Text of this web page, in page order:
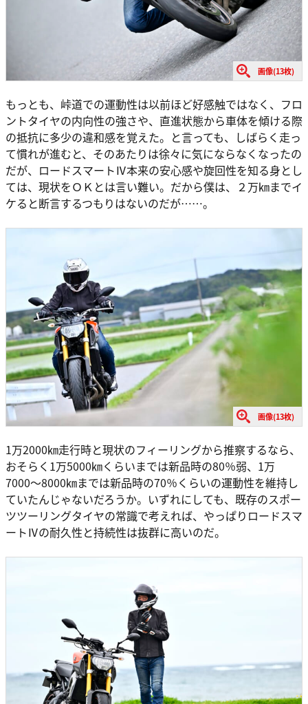
画像(13枚)
もっとも、峠道での運動性は以前ほど好感触ではなく、フロ
ントタイヤの内向性の強さや、直進状態から車体を傾ける際
の抵抗に多少の違和感を覚えた。と言っても、しばらく走っ
て慣れが進むと、そのあたりは徐々に気にならなくなったの
だが、ロードスマートⅣ本来の安心感や旋回性を知る身とし
ては、現状をＯＫとは言い難い。だから僕は、２万㎞までイ
ケると断言するつもりはないのだが……。
画像(13枚)
1万2000㎞走行時と現状のフィーリングから推察するなら、
おそらく1万5000㎞くらいまでは新品時の80％弱、1万
7000〜8000㎞までは新品時の70％くらいの運動性を維持し
ていたんじゃないだろうか。いずれにしても、既存のスポー
ツツーリングタイヤの常識で考えれば、やっぱりロードスマ
ートⅣの耐久性と持続性は抜群に高いのだ。